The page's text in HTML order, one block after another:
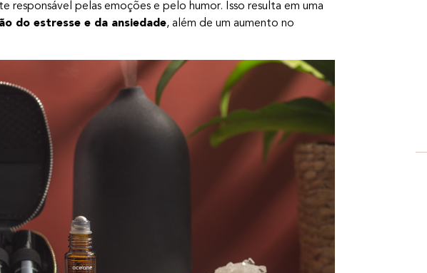
responsável pelas emoções e pelo humor. Isso resulta em uma
do estresse e da ansiedade, além de um aumento no